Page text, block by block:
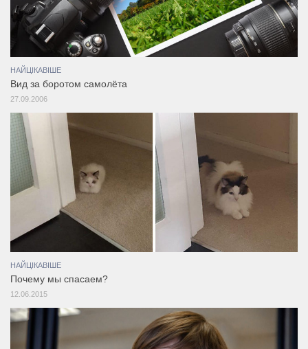
НАЙЦІКАВІШЕ
Вид за боротом самолёта
27.09.2006
НАЙЦІКАВІШЕ
Почему мы спасаем?
12.06.2015